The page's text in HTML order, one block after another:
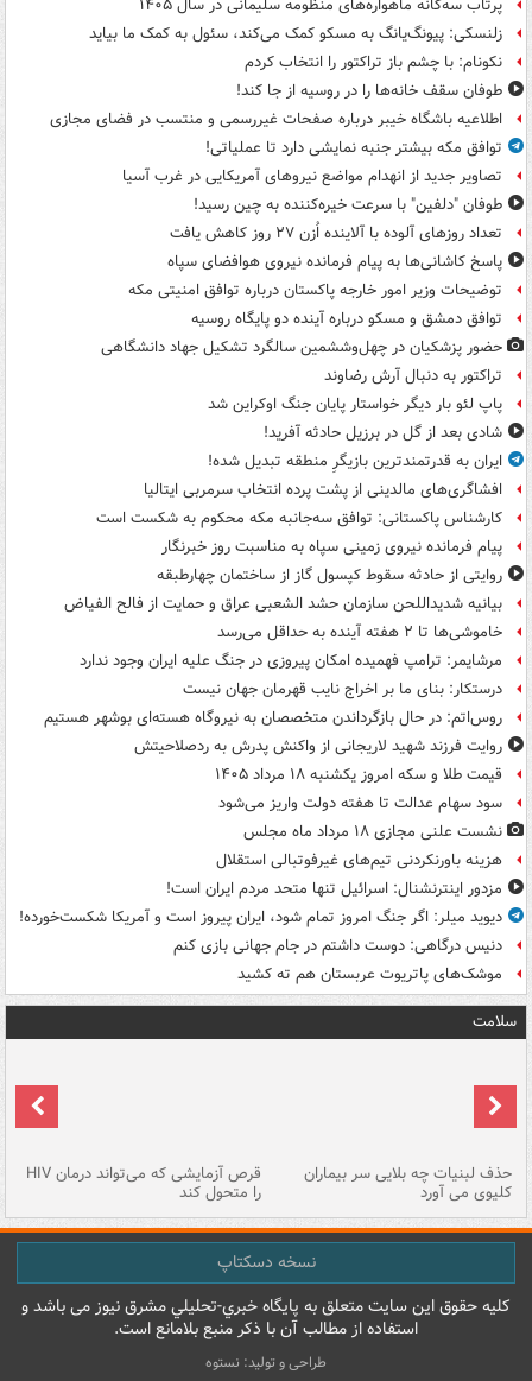
پرتاب سه‌گانه ماهواره‌های منظومه سلیمانی در سال ۱۴۰۵
زلنسکی: پیونگ‌یانگ به مسکو کمک می‌کند، سئول به کمک ما بیاید
نکونام: با چشم باز تراکتور را انتخاب کردم
طوفان سقف خانه‌ها را در روسیه از جا ‌کند!
اطلاعیه باشگاه خیبر درباره صفحات غیررسمی و منتسب در فضای مجازی
توافق مکه بیشتر جنبه نمایشی دارد تا عملیاتی!
تصاویر جدید از انهدام مواضع نیروهای آمریکایی در غرب آسیا
طوفان "دلفین" با سرعت خیره‌کننده به چین رسید!
تعداد روزهای آلوده با آلاینده اُزن ۲۷ روز کاهش یافت
پاسخ کاشانی‌ها به پیام فرمانده نیروی هوافضای سپاه
توضیحات وزیر امور خارجه پاکستان درباره توافق امنیتی مکه
توافق دمشق و مسکو درباره آینده دو پایگاه روسیه
حضور پزشکیان در چهل‌وششمین سالگرد تشکیل جهاد دانشگاهی
تراکتور به دنبال آرش رضاوند
پاپ لئو بار دیگر خواستار پایان جنگ اوکراین شد
شادی بعد از گل در برزیل حادثه آفرید!
ایران به قدرتمندترین بازیگرِ منطقه تبدیل شده!
افشاگری‌های مالدینی از پشت پرده انتخاب سرمربی ایتالیا
کارشناس پاکستانی: توافق سه‌جانبه مکه محکوم به شکست است
پیام فرمانده نیروی زمینی سپاه به مناسبت روز خبرنگار
روایتی از حادثه سقوط کپسول گاز از ساختمان چهارطبقه
بیانیه شدیداللحن سازمان حشد الشعبی عراق و حمایت از فالح الفیاض
خاموشی‌ها تا ۲ هفته آینده به حداقل می‌رسد
مرشایمر: ترامپ فهمیده امکان پیروزی در جنگ علیه ایران وجود ندارد
درستکار: بنای ما بر اخراج نایب قهرمان جهان نیست
روس‌اتم: در حال بازگرداندن متخصصان به نیروگاه هسته‌ای بوشهر هستیم
روایت فرزند شهید لاریجانی از واکنش پدرش به ردصلاحیتش
قیمت طلا و سکه امروز یکشنبه ۱۸ مرداد ۱۴۰۵
سود سهام عدالت تا هفته دولت واریز می‌شود
نشست علنی مجازی ۱۸ مرداد ماه مجلس
هزینه باورنکردنی تیم‌های غیرفوتبالی استقلال
مزدور اینترنشنال: اسرائیل تنها متحد مردم ایران است!
دیوید میلر: اگر جنگ امروز تمام شود، ایران پیروز است و آمریکا شکست‌خورده!
دنیس درگاهی: دوست داشتم در جام جهانی بازی کنم
موشک‌های پاتریوت عربستان هم ته‌ کشید
سلامت
حذف لبنیات چه بلایی سر بیماران
کلیوی می آورد
قرص آزمایشی که می‌تواند درمان HIV
را متحول کند
نسخه دسکتاپ
کليه حقوق اين سايت متعلق به پایگاه خبري-تحليلي مشرق نيوز می باشد و
استفاده از مطالب آن با ذکر منبع بلامانع است.
طراحی و تولید: نستوه